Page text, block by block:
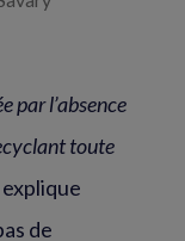
par l’absence
toute
explique
de